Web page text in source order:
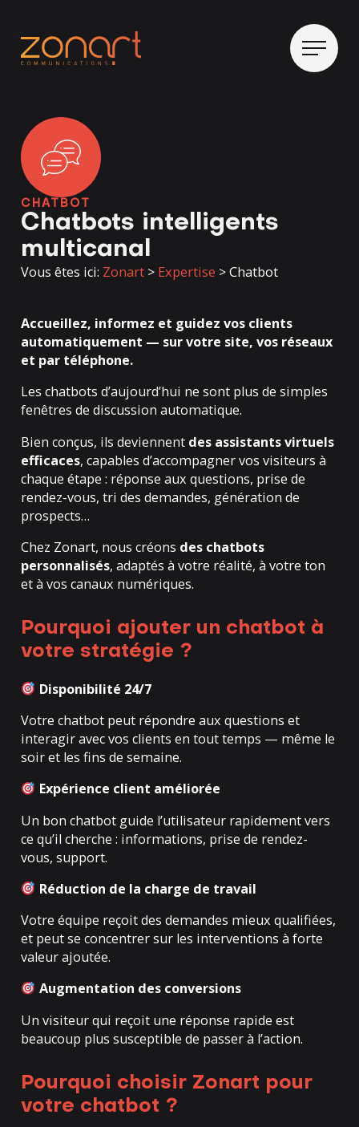
CHATBOT
Chatbots intelligents
multicanal
Vous êtes ici: Zonart > Expertise >Chatbot
Accueillez, informez et guidez vos clients
automatiquement — sur votre site, vos réseaux
et par téléphone.
Les chatbots d’aujourd’hui ne sont plus de simples
fenêtres de discussion automatique.
Bien conçus, ils deviennent des assistants virtuels
efficaces, capables d’accompagner vos visiteurs à
chaque étape : réponse aux questions, prise de
rendez-vous, tri des demandes, génération de
prospects…
Chez Zonart, nous créons des chatbots
personnalisés, adaptés à votre réalité, à votre ton
et à vos canaux numériques.
Pourquoi ajouter un chatbot à
votre stratégie ?
Disponibilité 24/7
Votre chatbot peut répondre aux questions et
interagir avec vos clients en tout temps — même le
soir et les fins de semaine.
Expérience client améliorée
Un bon chatbot guide l’utilisateur rapidement vers
ce qu’il cherche : informations, prise de rendez-
vous, support.
Réduction de la charge de travail
Votre équipe reçoit des demandes mieux qualifiées,
et peut se concentrer sur les interventions à forte
valeur ajoutée.
Augmentation des conversions
Un visiteur qui reçoit une réponse rapide est
beaucoup plus susceptible de passer à l’action.
Pourquoi choisir Zonart pour
votre chatbot ?